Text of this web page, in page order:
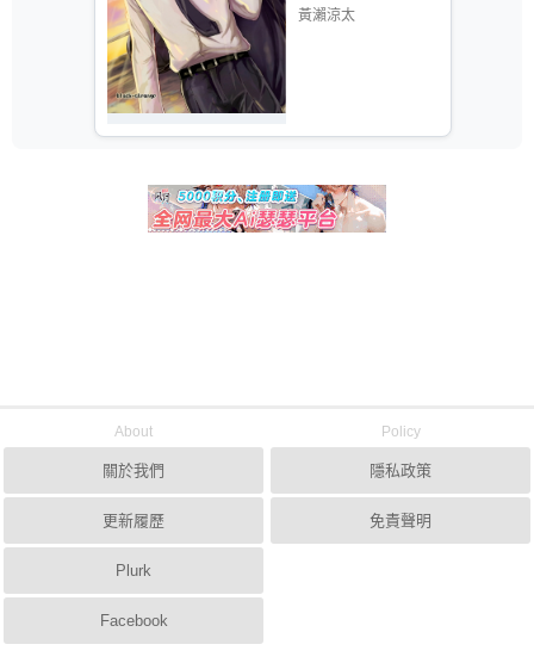
黃瀨涼太
About
關於我們
更新履歷
Plurk
Facebook
Policy
隱私政策
免責聲明